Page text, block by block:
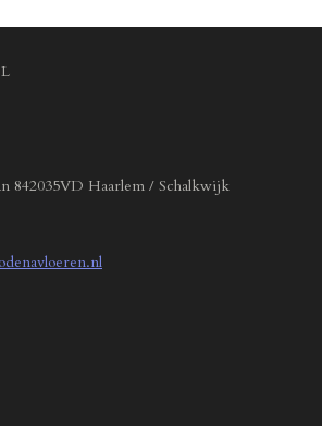
842035VD Haarlem / Schalkwijk